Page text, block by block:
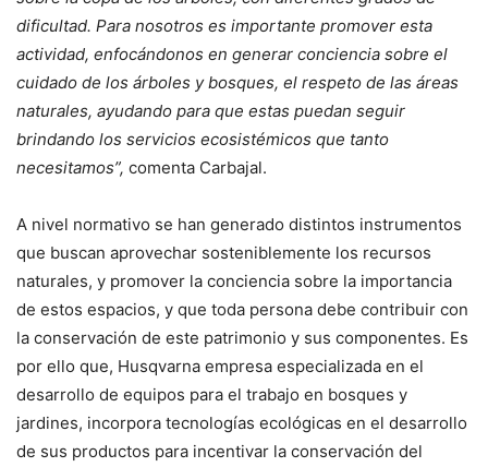
dificultad. Para nosotros es importante promover esta
actividad, enfocándonos en generar conciencia sobre el
cuidado de los árboles y bosques, el respeto de las áreas
naturales, ayudando para que estas puedan seguir
brindando los servicios ecosistémicos que tanto
necesitamos”, comenta Carbajal.
A nivel normativo se han generado distintos instrumentos
que buscan aprovechar sosteniblemente los recursos
naturales, y promover la conciencia sobre la importancia
de estos espacios, y que toda persona debe contribuir con
la conservación de este patrimonio y sus componentes. Es
por ello que, Husqvarna empresa especializada en el
desarrollo de equipos para el trabajo en bosques y
jardines, incorpora tecnologías ecológicas en el desarrollo
de sus productos para incentivar la conservación del